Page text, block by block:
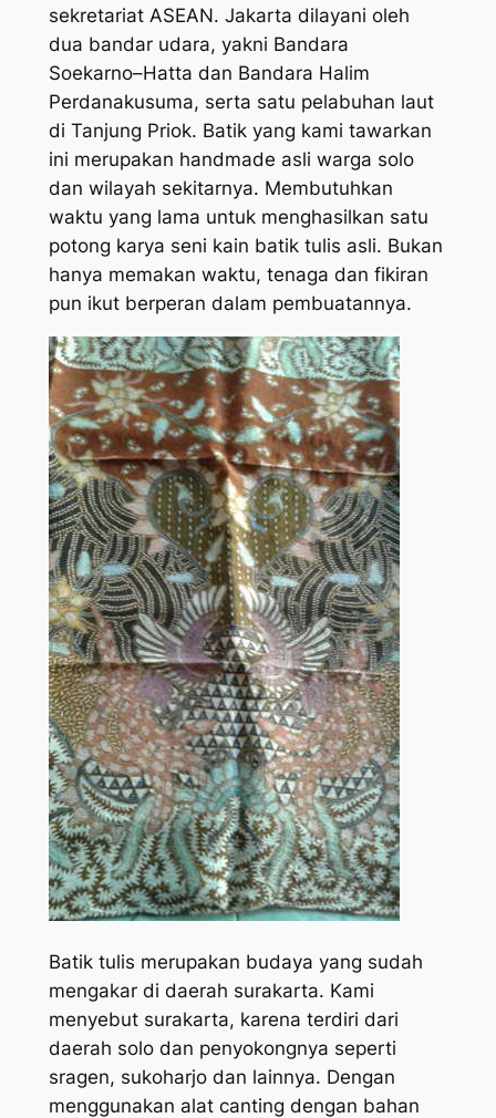
sekretariat ASEAN. Jakarta dilayani oleh
dua bandar udara, yakni Bandara
Soekarno–Hatta dan Bandara Halim
Perdanakusuma, serta satu pelabuhan laut
di Tanjung Priok. Batik yang kami tawarkan
ini merupakan handmade asli warga solo
dan wilayah sekitarnya. Membutuhkan
waktu yang lama untuk menghasilkan satu
potong karya seni kain batik tulis asli. Bukan
hanya memakan waktu, tenaga dan fikiran
pun ikut berperan dalam pembuatannya.
Batik tulis merupakan budaya yang sudah
mengakar di daerah surakarta. Kami
menyebut surakarta, karena terdiri dari
daerah solo dan penyokongnya seperti
sragen, sukoharjo dan lainnya. Dengan
menggunakan alat canting dengan bahan